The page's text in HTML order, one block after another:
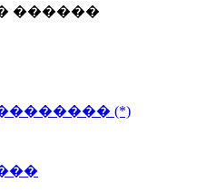
������
(*)